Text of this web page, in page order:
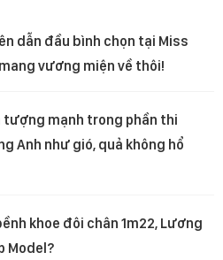
dẫn đầu bình chọn tại Miss
vương miện về thôi!
tượng mạnh trong phần thi
Anh như gió, quả không hổ
khoe đôi chân 1m22, Lương
Model?